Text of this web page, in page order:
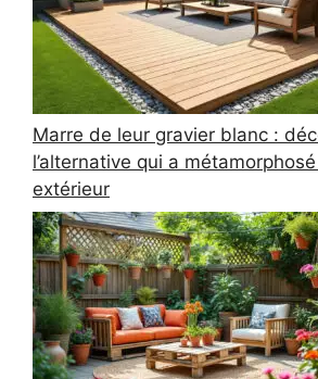
Marre de leur gravier blanc :
l’alternative qui a
extérieur